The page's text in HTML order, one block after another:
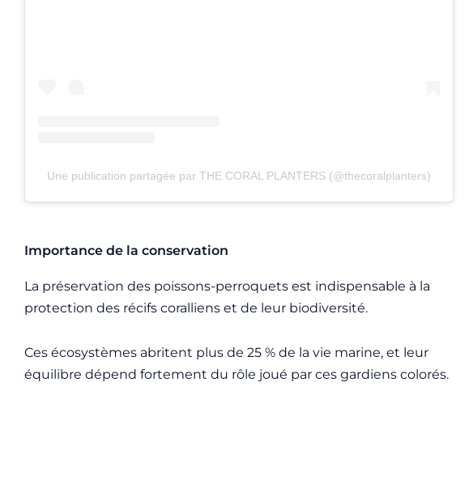
Une publication partagée par THE CORAL PLANTERS (@thecoralplanters)
Importance de la conservation
La préservation des poissons-perroquets est indispensable à la
protection des récifs coralliens et de leur biodiversité.
Ces écosystèmes abritent plus de 25 % de la vie marine, et leur
équilibre dépend fortement du rôle joué par ces gardiens colorés.